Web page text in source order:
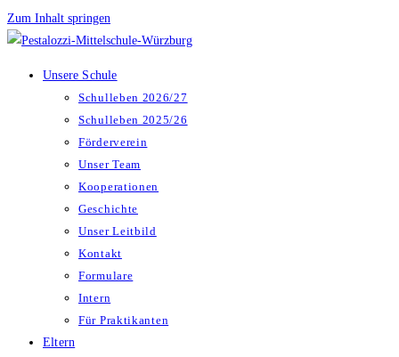
Zum Inhalt springen
Unsere Schule
Schulleben 2026/27
Schulleben 2025/26
Förderverein
Unser Team
Kooperationen
Geschichte
Unser Leitbild
Kontakt
Formulare
Intern
Für Praktikanten
Eltern